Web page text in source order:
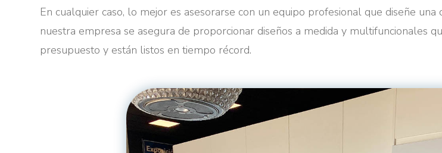
En cualquier caso, lo mejor es asesorarse con un equipo profesional que diseñe una
nuestra empresa se asegura de proporcionar diseños a medida y multifuncionales
presupuesto y están listos en tiempo récord.